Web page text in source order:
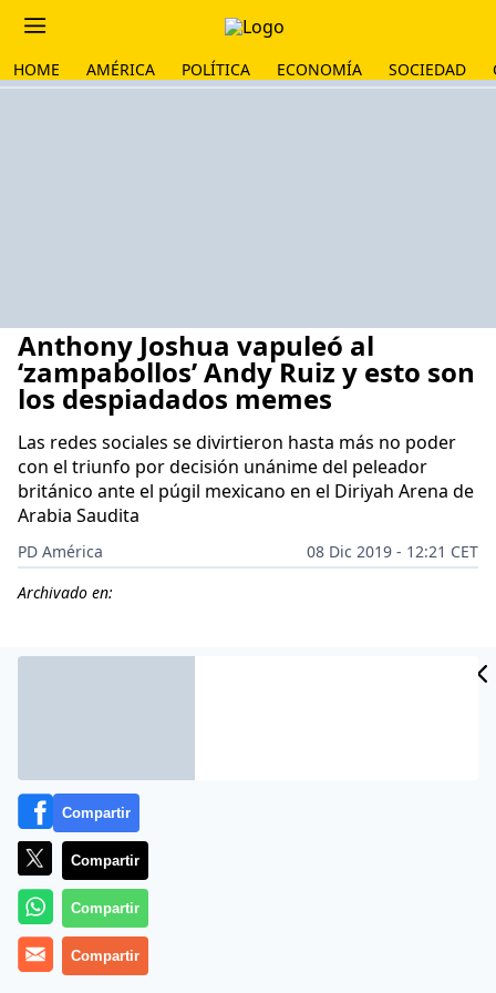
HOME AMÉRICA POLÍTICA ECONOMÍA SOCIEDAD
Anthony Joshua vapuleó al
‘zampabollos’ Andy Ruiz y esto son
los despiadados memes
Las redes sociales se divirtieron hasta más no poder
con el triunfo por decisión unánime del peleador
británico ante el púgil mexicano en el Diriyah Arena de
Arabia Saudita
PD América
08 Dic 2019 - 12:21 CET
Archivado en:
Más información
Compartir
Compartir
Compartir
Compartir